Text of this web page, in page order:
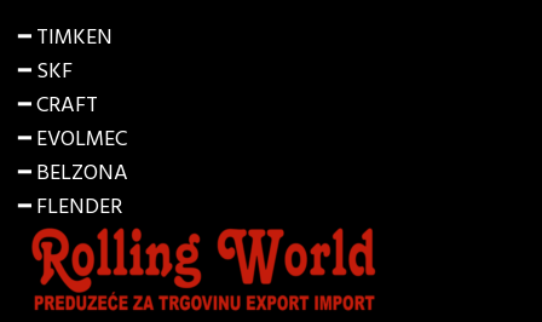
━ TIMKEN
━ SKF
━ CRAFT
━ EVOLMEC
━ BELZONA
━ FLENDER